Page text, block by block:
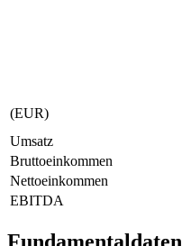
(EUR)
Umsatz
Bruttoeinkommen
Nettoeinkommen
EBITDA